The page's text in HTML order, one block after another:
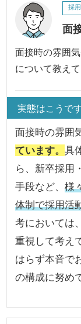
面
採用
面接時の雰囲
について教え
実態はこうで
面接時の雰囲
ています。具
ら、新卒採用
手段など、様
体制で採用活
考においては
重視して考え
はらず本音で
の構成に努め